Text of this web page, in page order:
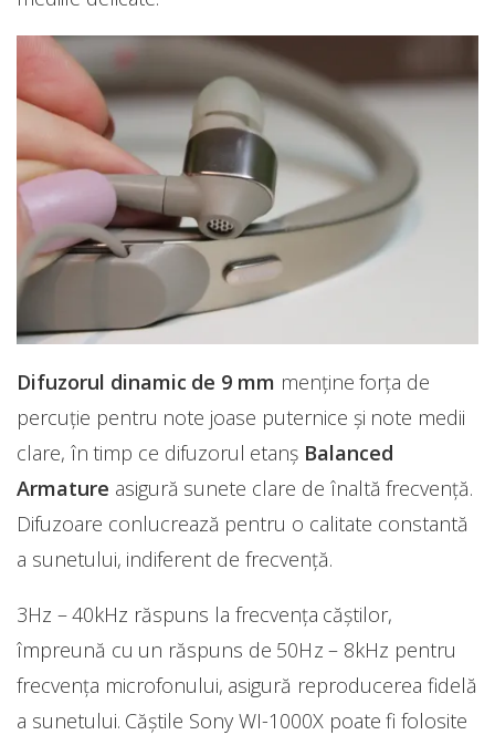
Difuzorul dinamic de 9 mm menține forța de
percuție pentru note joase puternice și note medii
clare, în timp ce difuzorul etanș Balanced
Armature asigură sunete clare de înaltă frecvență.
Difuzoare conlucrează pentru o calitate constantă
a sunetului, indiferent de frecvență.
3Hz – 40kHz răspuns la frecvența căștilor,
împreună cu un răspuns de 50Hz – 8kHz pentru
frecvența microfonului, asigură reproducerea fidelă
a sunetului. Căștile Sony WI-1000X poate fi folosite